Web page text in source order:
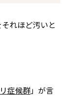
れほど汚いと
症候群」が言